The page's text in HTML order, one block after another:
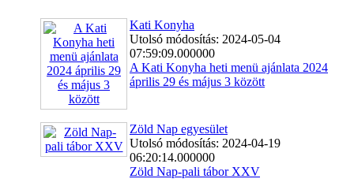
Kati Konyha
Utolsó módosítás: 2024-05-04
07:59:09.000000
A Kati Konyha heti menü ajánlata 2024
április 29 és május 3 között
Zöld Nap egyesület
Utolsó módosítás: 2024-04-19
06:20:14.000000
Zöld Nap-pali tábor XXV